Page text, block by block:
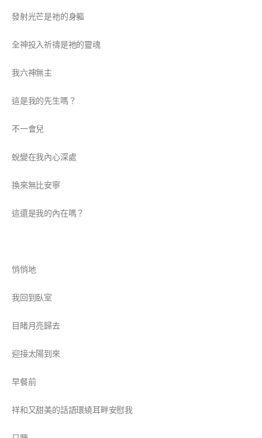
發射光芒是祂的身軀
全神投入祈禱是祂的靈魂
我六神無主
這是我的先生嗎？
不一會兒
蛻變在我內心深處
換來無比安寧
這還是我的內在嗎？
悄悄地
我回到臥室
目睹月亮歸去
迎接太陽到來
早餐前
祥和又甜美的話語環繞耳畔安慰我